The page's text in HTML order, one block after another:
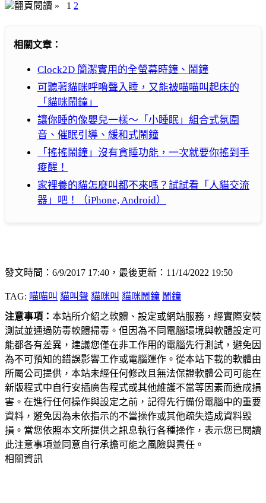
翻頁閱讀 » 1 2
相關文章：
Clock2D 簡潔實用的全螢幕時鐘、鬧鐘
可聽著貓咪呼嚕聲入睡，又能被喵喵叫起床的
「貓咪鬧鐘」
讓你睡的像嬰兒一樣～「小睡眠」組合式氛圍
音、催眠引導、緩和式鬧鐘
「搖搖鬧鐘」沒有貪睡功能，一次就要你搖到手
痠醒！
家裡養的貓怎麼叫都不來嗎？試試看「人貓交流
器」吧！（iPhone, Android）
發文時間：6/9/2017 17:40，最後更新：11/14/2022 19:50
TAG: 喵喵叫 貓叫聲 貓咪叫 貓咪鬧鐘 鬧鐘
注意事項： 本站所介紹之軟體、設定或網站服務，經實際安裝
測試並通過防毒軟體掃毒。但因為不同電腦環境與軟體設定可
能都各有差異，建議您僅在非工作用的電腦先行測試，避免因
為不可預知的錯誤影響工作或電腦運作。從本站下載的軟體由
所屬公司提供，本站未經任何修改且無法保證軟體公司可能在
新版程式中自行安插廣告程式或其他維護不當等因素而造成損
害。在進行任何操作與設定之前，記得先行備份電腦中的重要
資料，避免因為未依指示的不當操作或其他疏失造成資料毀
損。當您依照本文所提供之訊息執行各種操作，表示您已閱讀
此注意事項並同意自行承擔可能之風險與責任。
相關資訊